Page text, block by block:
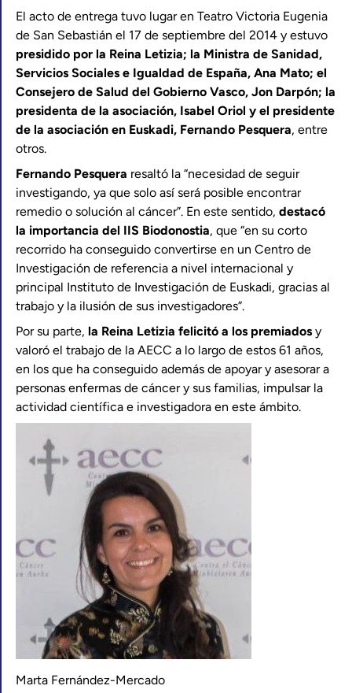
El acto de entrega tuvo lugar en Teatro Victoria Eugenia
de San Sebastián el 17 de septiembre del 2014 y estuvo
presidido por la Reina Letizia; la Ministra de Sanidad,
Servicios Sociales e Igualdad de España, Ana Mato; el
Consejero de Salud del Gobierno Vasco, Jon Darpón; la
presidenta de la asociación, Isabel Oriol y el presidente
de la asociación en Euskadi, Fernando Pesquera, entre
otros.
Fernando Pesquera resaltó la “necesidad de seguir
investigando, ya que solo así será posible encontrar
remedio o solución al cáncer”. En este sentido, destacó
la importancia del IIS Biodonostia, que “en su corto
recorrido ha conseguido convertirse en un Centro de
Investigación de referencia a nivel internacional y
principal Instituto de Investigación de Euskadi, gracias al
trabajo y la ilusión de sus investigadores”.
Por su parte, la Reina Letizia felicitó a los premiados y
valoró el trabajo de la AECC a lo largo de estos 61 años,
en los que ha conseguido además de apoyar y asesorar a
personas enfermas de cáncer y sus familias, impulsar la
actividad científica e investigadora en este ámbito.
Marta Fernández-Mercado